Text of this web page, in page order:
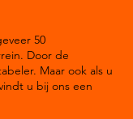
50
Door de
Maar ook als u
u bij ons een